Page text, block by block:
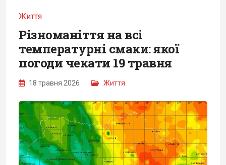
Життя
Різноманіття на всі
температурні смаки: якої
погоди чекати 19 травня
18 травня 2026 Життя